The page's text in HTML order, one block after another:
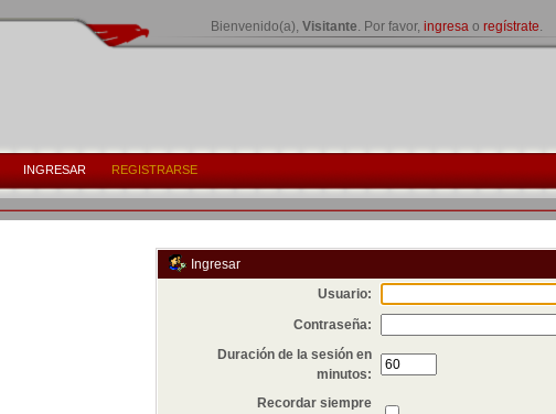
Bienvenido(a), Visitante. Por favor, ingresao regístrate.
INGRESAR REGISTRARSE
Ingresar
Usuario:
Contraseña:
Duración de la sesión en
minutos:
Recordar siempre